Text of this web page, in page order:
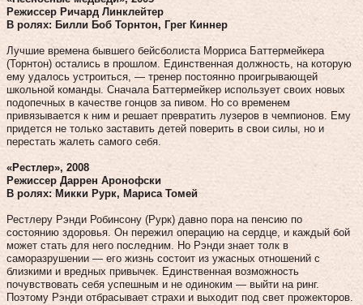
Режиссер Ричард Линклейтер
В ролях: Билли Боб Торнтон, Грег Киннер
Лучшие времена бывшего бейсболиста Морриса Баттермейкера
(Торнтон) остались в прошлом. Единственная должность, на которую
ему удалось устроиться, — тренер постоянно проигрывающей
школьной команды. Сначала Баттермейкер использует своих новых
подопечных в качестве гонцов за пивом. Но со временем
привязывается к ним и решает превратить лузеров в чемпионов. Ему
придется не только заставить детей поверить в свои силы, но и
перестать жалеть самого себя.
«Рестлер», 2008
Режиссер Даррен Аронофски
В ролях: Микки Рурк, Мариса Томей
Рестлеру Рэнди Робинсону (Рурк) давно пора на пенсию по
состоянию здоровья. Он пережил операцию на сердце, и каждый бой
может стать для него последним. Но Рэнди знает толк в
саморазрушении — его жизнь состоит из ужасных отношений с
близкими и вредных привычек. Единственная возможность
почувствовать себя успешным и не одиноким — выйти на ринг.
Поэтому Рэнди отбрасывает страхи и выходит под свет прожекторов.